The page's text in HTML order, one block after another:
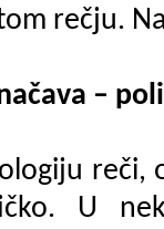
rečju.
–
reči,
U